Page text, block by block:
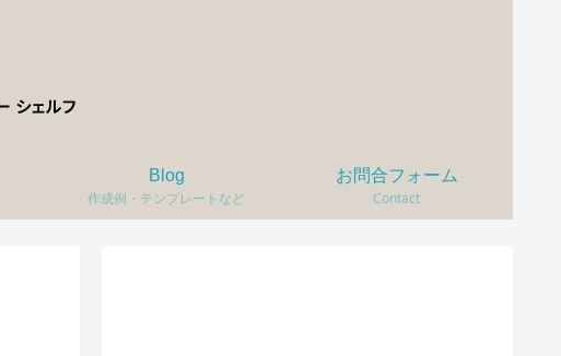
Blog
作成例・テンプレートなど
お問合フォーム
Contact